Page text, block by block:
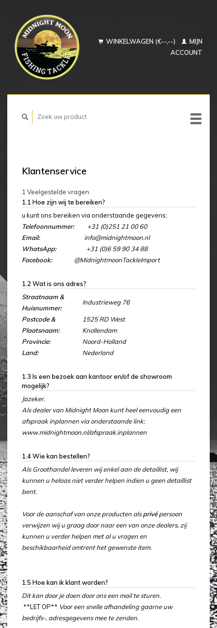
WINKELWAGEN (€--,--)
MIJN
ACCOUNT
Klantenservice
1 Veelgestelde vragen
1.1 Hoe zijn wij te bereiken?
u kunt ons bereiken via onderstaande gegevens;
Telefoonnummer:
+31 (0)251 21 00 60
Email:
info@midnightmoon.nl
WhatsApp:
+31 (0)6 59 90 34 88
Facebook:
@MidnightmoonTackleImport
1.2 Wat is ons adres?
Straatnaam &
Huisnummer:
Industrieweg 76
Postcode &
Plaatsnaam:
1525 RD West
Knollendam
Provincie:
Noord-Holland
Land:
Nederland
1.3 Is een bezoek aan kantoor en/of de showroom
mogelijk?
Jazeker.
Als dealer van Midnight Moon kunt heel eenvoudig een
afspraak inplannen via onderstaande link:
www.midnightmoon.nl/afspraak.inplannen
1.4 Wie kan bestellen?
Als Groothandel leveren wij enkel aan de detaillist, wij
kunnen u helaas niet verder helpen indien u geen detaillist
bent.
Voor de aanschaf van onze producten alsprivépersoon
verwijzen wij u graag door naar een van onze dealers, zij
kunnen u verder helpen met al u vragen en
beschikbaarheid omtrent het gewenste item.
1.5 Hoe kan ik klant worden?
Dit kan door je doen door ons een mail te sturen.
**LET OP** Voor een snelle afhandeling gaarne uw
bedrijfs-, adresgegevens mee te zenden.